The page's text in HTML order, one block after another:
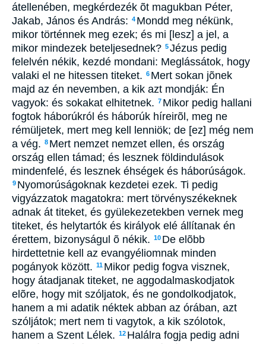
átellenében, megkérdezék õt magukban Péter,
Jakab, János és András: 4 Mondd meg nékünk,
mikor történnek meg ezek; és mi [lesz] a jel, a
mikor mindezek beteljesednek? 5Jézus pedig
felelvén nékik, kezdé mondani: Meglássátok, hogy
valaki el ne hitessen titeket. 6 Mert sokan jõnek
majd az én nevemben, a kik azt mondják: Én
vagyok: és sokakat elhitetnek. 7 Mikor pedig hallani
fogtok háborúkról és háborúk híreirõl, meg ne
rémüljetek, mert meg kell lenniök; de [ez] még nem
a vég. 8 Mert nemzet nemzet ellen, és ország
ország ellen támad; és lesznek földindulások
mindenfelé, és lesznek éhségek és háborúságok.
9 Nyomorúságoknak kezdetei ezek. Ti pedig
vigyázzatok magatokra: mert törvényszékeknek
adnak át titeket, és gyülekezetekben vernek meg
titeket, és helytartók és királyok elé állítanak én
érettem, bizonyságul õ nékik. 10 De elõbb
hirdettetnie kell az evangyéliomnak minden
pogányok között. 11 Mikor pedig fogva visznek,
hogy átadjanak titeket, ne aggodalmaskodjatok
elõre, hogy mit szóljatok, és ne gondolkodjatok,
hanem a mi adatik néktek abban az órában, azt
szóljátok; mert nem ti vagytok, a kik szólotok,
hanem a Szent Lélek. 12 Halálra fogja pedig adni